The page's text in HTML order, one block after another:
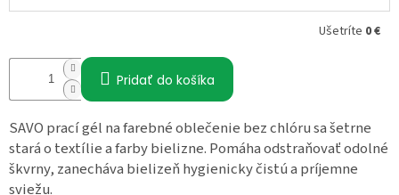
Ušetríte 0 €
Pridať do košíka
SAVO prací gél na farebné oblečenie bez chlóru sa šetrne
stará o textílie a farby bielizne. Pomáha odstraňovať odolné
škvrny, zanecháva bielizeň hygienicky čistú a príjemne
sviežu.